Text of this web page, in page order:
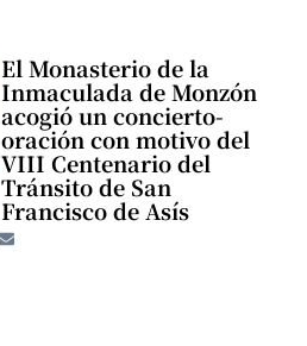
El Monasterio de la
Inmaculada de Monzón
acogió un concierto-
oración con motivo del
VIII Centenario del
Tránsito de San
Francisco de Asís